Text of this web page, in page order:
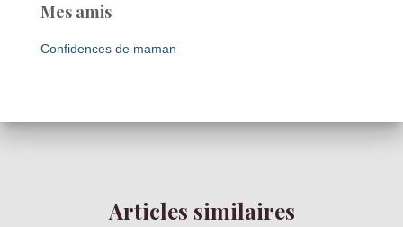
Mes amis
Confidences de maman
Articles similaires